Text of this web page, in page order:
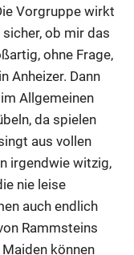
Vorgruppe wirkt
ob mir das
ohne Frage,
Anheizer. Dann
Allgemeinen
da spielen
aus vollen
irgendwie witzig,
nie leise
auch endlich
Rammsteins
Maiden können